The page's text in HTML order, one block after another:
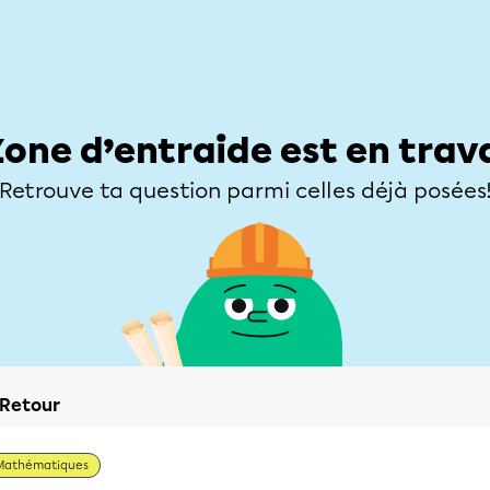
d’entraide est en
Retrouve ta question parmi celles déjà
Retour